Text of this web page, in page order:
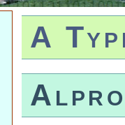
A